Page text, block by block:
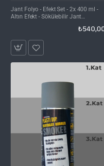
Jant Folyo - Efekt Set - 2x 400 ml -
Altın Efekt - Sökülebilir Jant